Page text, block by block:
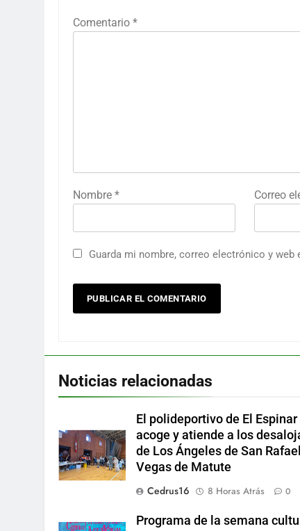
Comentario *
Nombre * Correo
Guarda mi nombre, correo electrónico y
Noticias relacionadas
El polideportivo de El Espinar
acoge y atiende a los
de Los Ángeles de San
Vegas de Matute
Cedrus16
8 Horas Atrás 0
Programa de la semana